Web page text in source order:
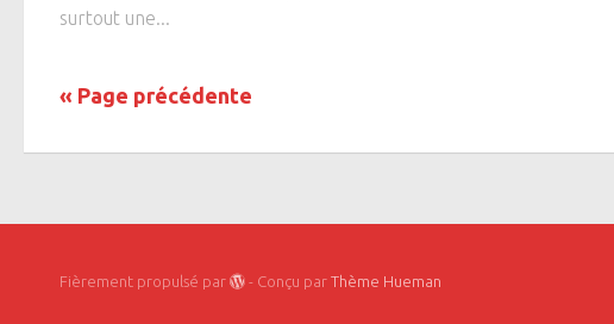
surtout une...
« Page précédente
Fièrement propulsé par - Conçu parThème Hueman